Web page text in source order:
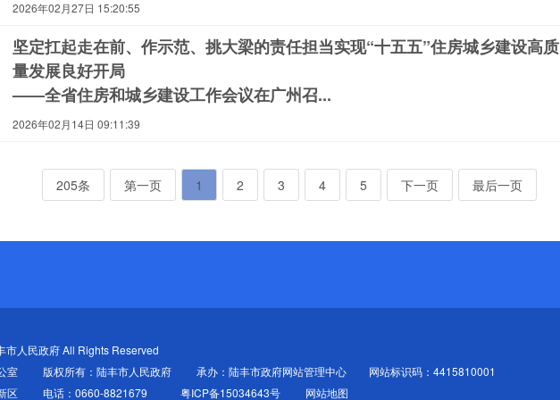
2026年02月27日 15:20:55
坚定扛起走在前、作示范、挑大梁的责任担当实现“十五五”住房城乡建设高质
量发展良好开局
——全省住房和城乡建设工作会议在广州召...
2026年02月14日 09:11:39
205条 第一页 1 2 3 4 5 下一页 最后一页
人民政府 All Rights Reserved
室
版权所有：陆丰市人民政府 承办：陆丰市政府网站管理中心
网站标识码：4415810001
区
电话：0660-8821679 粤ICP备15034643号 网站地图